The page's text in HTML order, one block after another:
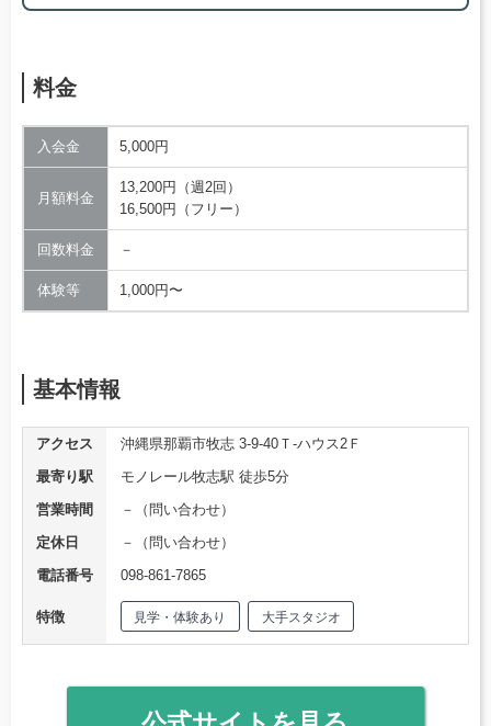
料金
入会金 5,000円
月額料金
13,200円（週2回）
16,500円（フリー）
回数料金 －
体験等 1,000円〜
基本情報
アクセス
沖縄県那覇市牧志 3-9-40Ｔ-ハウス2Ｆ
最寄り駅
モノレール牧志駅 徒歩5分
営業時間
－（問い合わせ）
定休日
－（問い合わせ）
電話番号
098-861-7865
特徴 見学・体験あり 大手スタジオ